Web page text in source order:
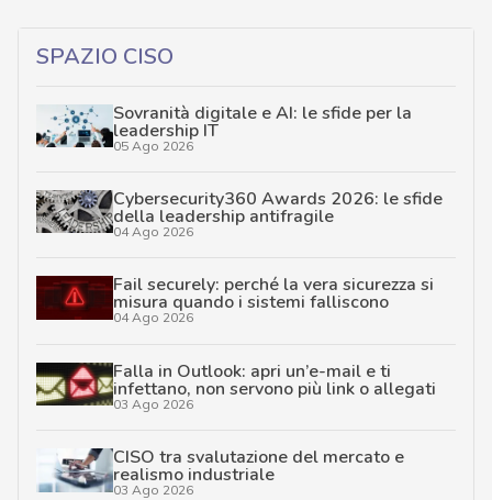
SPAZIO CISO
Sovranità digitale e AI: le sfide per la
leadership IT
05 Ago 2026
Cybersecurity360 Awards 2026: le sfide
della leadership antifragile
04 Ago 2026
Fail securely: perché la vera sicurezza si
misura quando i sistemi falliscono
04 Ago 2026
Falla in Outlook: apri un’e-mail e ti
infettano, non servono più link o allegati
03 Ago 2026
CISO tra svalutazione del mercato e
realismo industriale
03 Ago 2026